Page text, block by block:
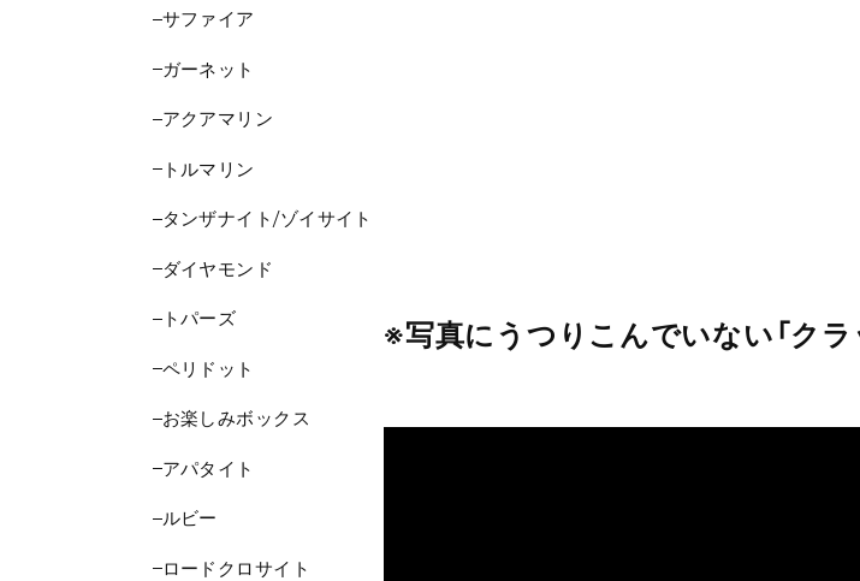
サファイア
ガーネット
アクアマリン
トルマリン
タンザナイト/ゾイサイト
ダイヤモンド
トパーズ
ペリドット
お楽しみボックス
アパタイト
ルビー
ロードクロサイト
※写真にうつりこんでいない「クラ